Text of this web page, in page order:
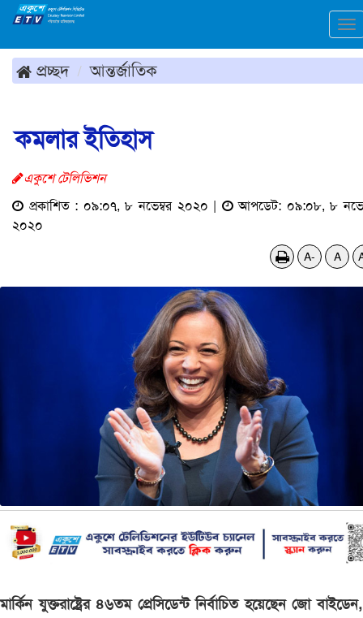
প্রচ্ছদ আন্তর্জাতিক
কমলার ইতিহাস
একুশে টেলিভিশন
প্রকাশিত : ০৯:০৭, ৮ নভেম্বর ২০২০ |
আপডেট: ০৯:০৮, ৮
২০২০
A- A
মার্কিন যুক্তরাষ্ট্রের ৪৬তম প্রেসিডেন্ট নির্বাচিত হয়েছেন জো